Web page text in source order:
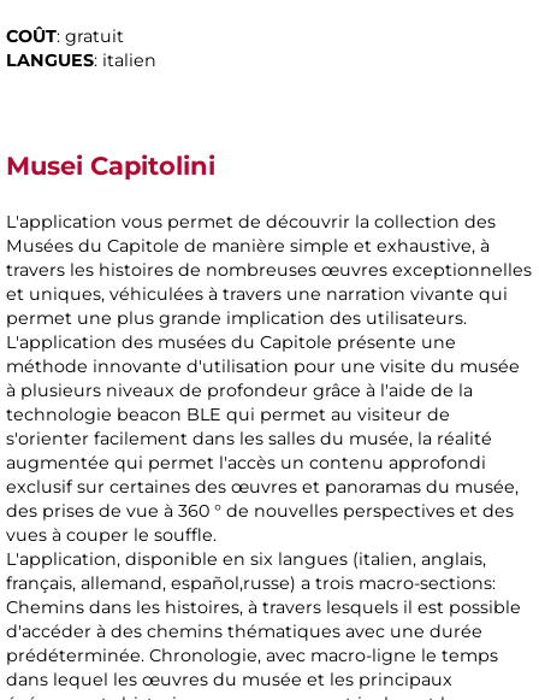
COÛT: gratuit
LANGUES: italien
Musei Capitolini
L'application vous permet de découvrir la collection des
Musées du Capitole de manière simple et exhaustive, à
travers les histoires de nombreuses œuvres exceptionnelles
et uniques, véhiculées à travers une narration vivante qui
permet une plus grande implication des utilisateurs.
L'application des musées du Capitole présente une
méthode innovante d'utilisation pour une visite du musée
à plusieurs niveaux de profondeur grâce à l'aide de la
technologie beacon BLE qui permet au visiteur de
s'orienter facilement dans les salles du musée, la réalité
augmentée qui permet l'accès un contenu approfondi
exclusif sur certaines des œuvres et panoramas du musée,
des prises de vue à 360 ° de nouvelles perspectives et des
vues à couper le souffle.
L'application, disponible en six langues (italien, anglais,
français, allemand, español,russe) a trois macro-sections:
Chemins dans les histoires, à travers lesquels il est possible
d'accéder à des chemins thématiques avec une durée
prédéterminée. Chronologie, avec macro-ligne le temps
dans lequel les œuvres du musée et les principaux